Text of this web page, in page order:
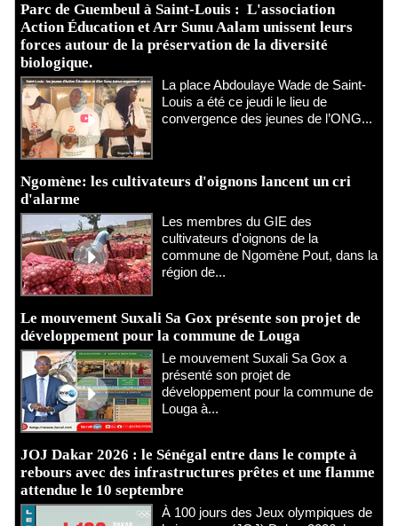
Parc de Guembeul à Saint-Louis : L'association
Action Éducation et Arr Sunu Aalam unissent leurs
forces autour de la préservation de la diversité
biologique.
​La place Abdoulaye Wade de Saint-
Louis a été ce jeudi le lieu de
convergence des jeunes de l’ONG...
Ngomène: les cultivateurs d'oignons lancent un cri
d'alarme
Les membres du GIE des
cultivateurs d'oignons de la
commune de Ngomène Pout, dans la
région de...
Le mouvement Suxali Sa Gox présente son projet de
développement pour la commune de Louga
Le mouvement Suxali Sa Gox a
présenté son projet de
développement pour la commune de
Louga à...
JOJ Dakar 2026 : le Sénégal entre dans le compte à
rebours avec des infrastructures prêtes et une flamme
attendue le 10 septembre
À 100 jours des Jeux olympiques de